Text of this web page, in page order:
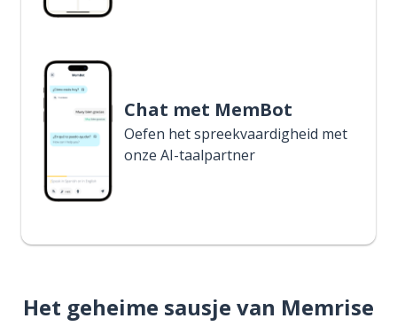
Chat met MemBot
Oefen het spreekvaardigheid met
onze AI-taalpartner
Het geheime sausje van Memrise